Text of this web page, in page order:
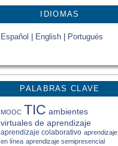
IDIOMAS
Español English Portugués
PALABRAS CLAVE
MOOC TIC ambientes
virtuales de aprendizaje
aprendizaje colaborativo aprendizaje
en línea aprendizaje semipresencial